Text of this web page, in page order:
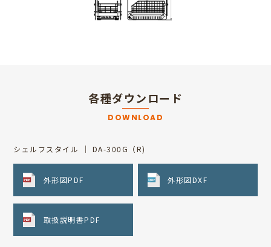
各種ダウンロード
DOWNLOAD
シェルフスタイル ｜ DA-300G（R)
外形図PDF 外形図DXF
取扱説明書PDF